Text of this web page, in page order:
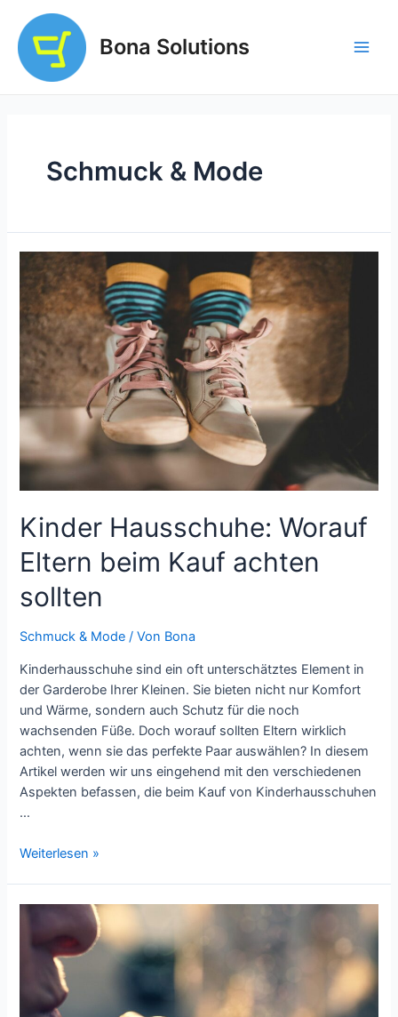
Inhalt
springen
Bona Solutions
Schmuck & Mode
Kinder Hausschuhe: Worauf
Eltern beim Kauf achten
sollten
Schmuck & Mode / Von Bona
Kinderhausschuhe sind ein oft unterschätztes Element in
der Garderobe Ihrer Kleinen. Sie bieten nicht nur Komfort
und Wärme, sondern auch Schutz für die noch
wachsenden Füße. Doch worauf sollten Eltern wirklich
achten, wenn sie das perfekte Paar auswählen? In diesem
Artikel werden wir uns eingehend mit den verschiedenen
Aspekten befassen, die beim Kauf von Kinderhausschuhen
…
Kinder
beim
Kauf
achten
sollten
Weiterlesen »